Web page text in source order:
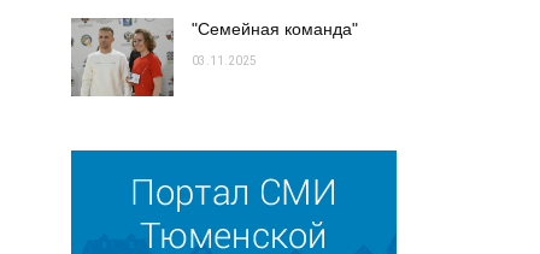
"Семейная команда"
03.11.2025